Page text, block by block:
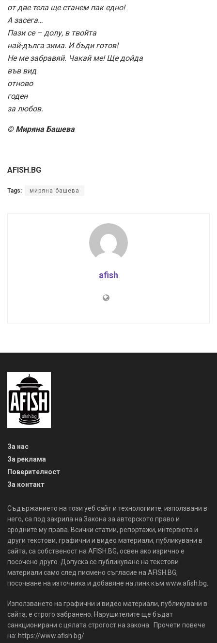
от две тела ще станем пак едно!
А засега…
Пази се – долу, в твойта
най-дълга зима. И бъди готов!
Не ме забравяй. Чакай ме! Ще дойда
във вид
отново
годен
за любов.
© Миряна Башева
AFISH.BG
Tags: миряна башева
afish
За нас
За реклама
Поверителност
За контакт
Съдържанието на този уеб сайт и технологиите, използвани в
него, са под закрила на Закона за авторското право и
сродните му права. Всички статии, репортажи, интервюта и
други текстови, графични и видео материали, публикувани в
сайта, са собственост на AFISH.BG, освен ако изрично е
посочено друго. Допуска се публикуване на текстови
материали само след писмено съгласие на AFISH.BG,
посочване на източника и добавяне на линк към www.afish.bg.
Използването на графични и видео материали, публикувани в
сайта, е строго забранено. Нарушителите ще бъдат
санкционирани с цялата строгост на закона. Прочети повече
на: https://www.afish.bg/